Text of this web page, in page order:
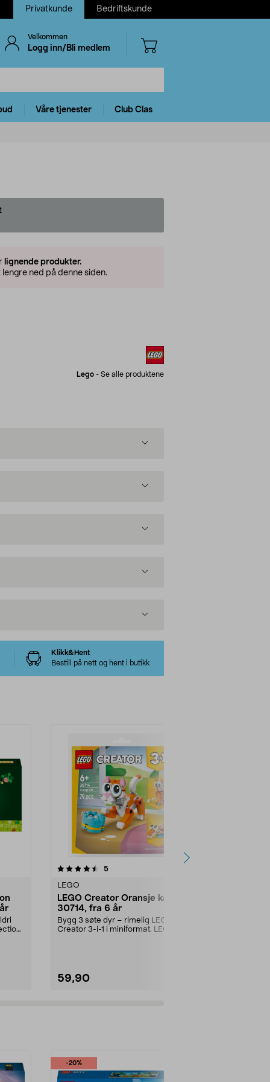
Privatkunde Bedriftskunde
Velkommen
Logg inn/Bli medlem
Våre tjenester Club Clas
lignende produkter.
ned på denne siden.
Lego - Se alle produktene
Klikk&Hent
Bestill på nett og hent i butikk
5anmeldelser
LEGO
LEGO Creator Oransje katt
30714, fra 6 år
Bygg 3 søte dyr – rimelig LEGO
Creator 3-i-1 i miniformat. LEGO
59,90
0.0 av 5 stjerner
-20%